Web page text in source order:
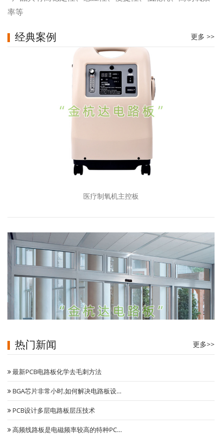
率等
经典案例 更多 >>
医疗制氧机主控板
自动门控制系统
热门新闻 更多>>
最新PCB电路板化学去毛刺方法
BGA芯片非常小时,如何解决电路板设…
PCB设计多层电路板层压技术
高频线路板是电磁频率较高的特种PC…